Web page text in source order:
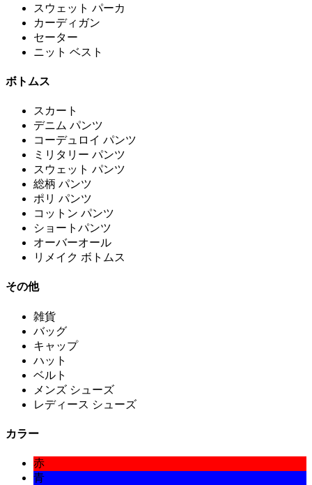
スウェット パーカ
カーディガン
セーター
ニット ベスト
ボトムス
スカート
デニム パンツ
コーデュロイ パンツ
ミリタリー パンツ
スウェット パンツ
総柄 パンツ
ポリ パンツ
コットン パンツ
ショートパンツ
オーバーオール
リメイク ボトムス
その他
雑貨
バッグ
キャップ
ハット
ベルト
メンズ シューズ
レディース シューズ
カラー
赤
青